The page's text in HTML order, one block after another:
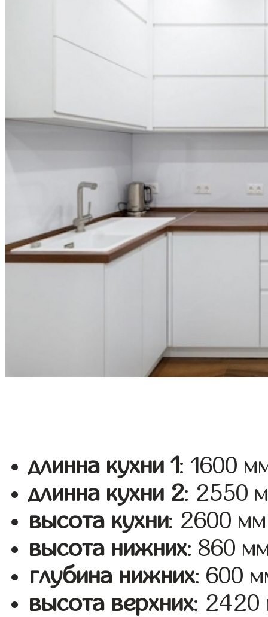
длинна кухни 1: 1600
длинна кухни 2: 2550
высота кухни: 2600 мм
высота нижних: 860
глубина нижних: 600
высота верхних: 2420